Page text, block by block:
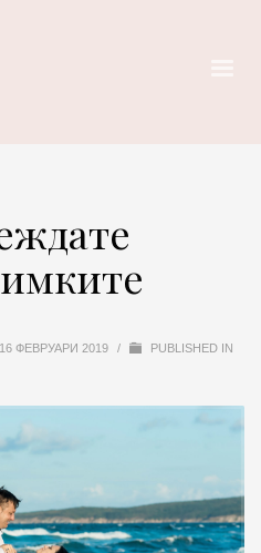
ФЕВРУАРИ 2019 /
PUBLISHED IN